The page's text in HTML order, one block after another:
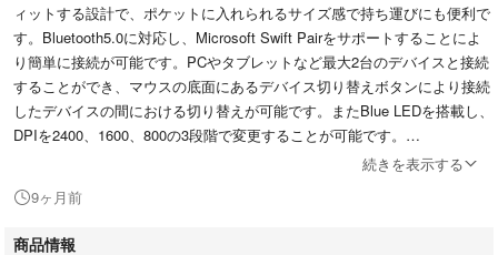
ィットする設計で、ポケットに入れられるサイズ感で持ち運びにも便利で
す。Bluetooth5.0に対応し、Microsoft Swift Pairをサポートすることによ
り簡単に接続が可能です。PCやタブレットなど最大2台のデバイスと接続
することができ、マウスの底面にあるデバイス切り替えボタンにより接続
したデバイスの間における切り替えが可能です。またBlue LEDを搭載し、
DPIを2400、1600、800の3段階で変更することが可能です。
Bluetooth5.0対応、Microsoft Swift Pair経由で簡単にPCやタブレットなど
2台のデバイスへ接続することが可能
続きを表示する
9ヶ月前
商品情報